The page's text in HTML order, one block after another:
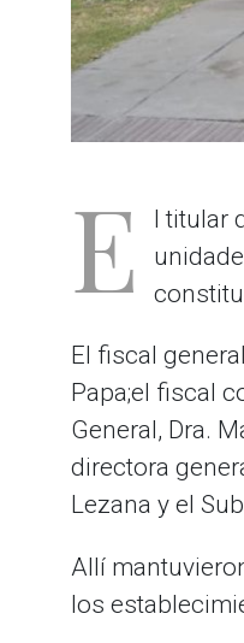
E
l titular
El fiscal
Papa;el fiscal
General, Dra.
directora
Lezana y el
Allí
los